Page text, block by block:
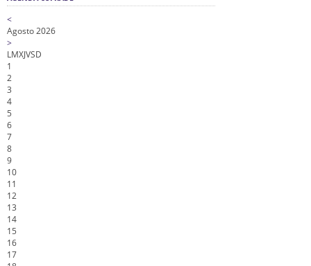
<
Agosto 2026
>
LMXJVSD
1
2
3
4
5
6
7
8
9
10
11
12
13
14
15
16
17